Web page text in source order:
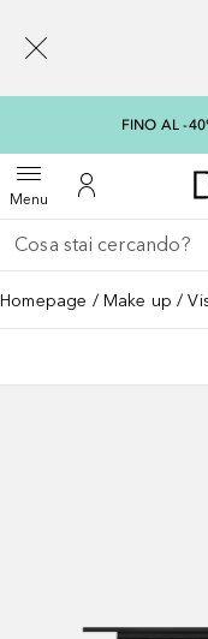
FINO AL -
MenuApri menuAl Mio Account
Torna indietro
Esegui ricerca
Homepage Make up